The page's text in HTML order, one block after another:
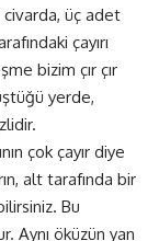
civarda, üç adet
çayırı
bizim çır çır
yerde,
çok çayır diye
alt tarafında bir
Bu
Aynı öküzün yan